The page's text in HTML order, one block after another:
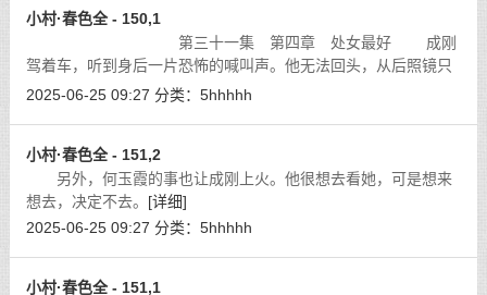
小村·春色全 - 150,1
第三十一集 第四章 处女最好 成刚
驾着车，听到身后一片恐怖的喊叫声。他无法回头，从后照镜只
能看到白色的巨浪。姚秀君回头看，也惊叫起来。
2025-06-25 09:27 分类： 5hhhhh
小村·春色全 - 151,2
另外，何玉霞的事也让成刚上火。他很想去看她，可是想来
想去，决定不去。 [详细]
2025-06-25 09:27 分类： 5hhhhh
小村·春色全 - 151,1